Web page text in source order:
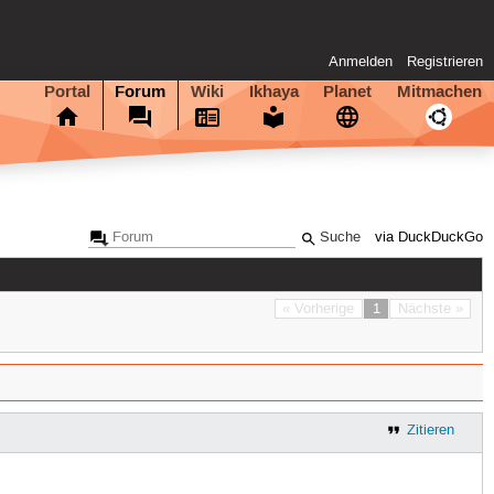
Anmelden Registrieren
Portal Forum Wiki Ikhaya Planet Mitmachen
via DuckDuckGo
« Vorherige 1 Nächste »
Zitieren